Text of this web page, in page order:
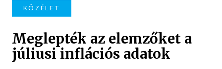
KÖZÉLET
Meglepték az elemzőket a
júliusi inflációs adatok